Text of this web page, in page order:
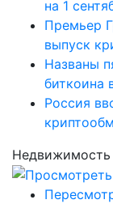
на 1
Премьер
выпуск
Названы
биткоина
Россия
Недвижимость